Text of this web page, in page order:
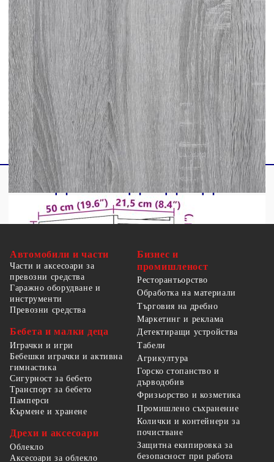
Товароносимост на чекмедже: 8 кг
Обща товароносимост: 50 кг
Необходим е монтаж
Legal Documents:
Повече подробности за предотвратяване на
преобръщането на вашите мебели можете да
намеритетук
Автомобили и части
Части и аксесоари за
превозни средства
Гаражно оборудване и
инструменти
Превозни средства
Бебета и малки деца
Играчки и игри
Бебешки играчки и активна
гимнастика
Сигурност за бебето
Транспорт за бебето
Памперси
Кърмене и хранене
Дрехи и аксесоари
Облекло
Аксесоари за облекло
Бизнес и
промишленост
Ресторантьорство
Обработка на материали
Търговия на дребно
Маркетинг и реклама
Детектиращи устройства
Табели
Агрикултура
Горско стопанство и
дърводобив
Фризьорство и козметика
Промишлено съхранение
Колички и контейнери за
почистване
Защитна екипировка за
безопасност при работа